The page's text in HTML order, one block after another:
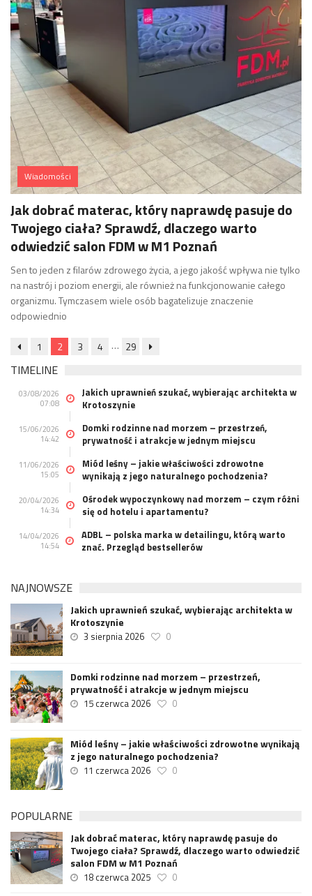
Wiadomości
Jak dobrać materac, który naprawdę pasuje do
Twojego ciała? Sprawdź, dlaczego warto
odwiedzić salon FDM w M1 Poznań
Sen to jeden z filarów zdrowego życia, a jego jakość wpływa nie tylko
na nastrój i poziom energii, ale również na funkcjonowanie całego
organizmu. Tymczasem wiele osób bagatelizuje znaczenie
odpowiednio
1 2 3 4 … 29
TIMELINE
03/08/2026
07:08
Jakich uprawnień szukać, wybierając architekta w
Krotoszynie
15/06/2026
14:42
Domki rodzinne nad morzem – przestrzeń,
prywatność i atrakcje w jednym miejscu
11/06/2026
15:05
Miód leśny – jakie właściwości zdrowotne
wynikają z jego naturalnego pochodzenia?
20/04/2026
14:34
Ośrodek wypoczynkowy nad morzem – czym różni
się od hotelu i apartamentu?
14/04/2026
14:54
ADBL – polska marka w detailingu, którą warto
znać. Przegląd bestsellerów
NAJNOWSZE
Jakich uprawnień szukać, wybierając architekta w
Krotoszynie
3 sierpnia 2026 0
Domki rodzinne nad morzem – przestrzeń,
prywatność i atrakcje w jednym miejscu
15 czerwca 2026 0
Miód leśny – jakie właściwości zdrowotne wynikają
z jego naturalnego pochodzenia?
11 czerwca 2026 0
POPULARNE
Jak dobrać materac, który naprawdę pasuje do
Twojego ciała? Sprawdź, dlaczego warto odwiedzić
salon FDM w M1 Poznań
18 czerwca 2025 0